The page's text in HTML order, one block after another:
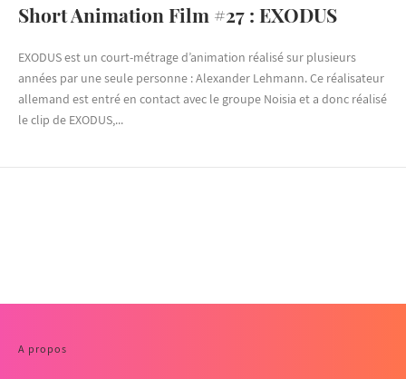
Short Animation Film #27 : EXODUS
EXODUS est un court-métrage d’animation réalisé sur plusieurs
années par une seule personne : Alexander Lehmann. Ce réalisateur
allemand est entré en contact avec le groupe Noisia et a donc réalisé
le clip de EXODUS,...
A propos